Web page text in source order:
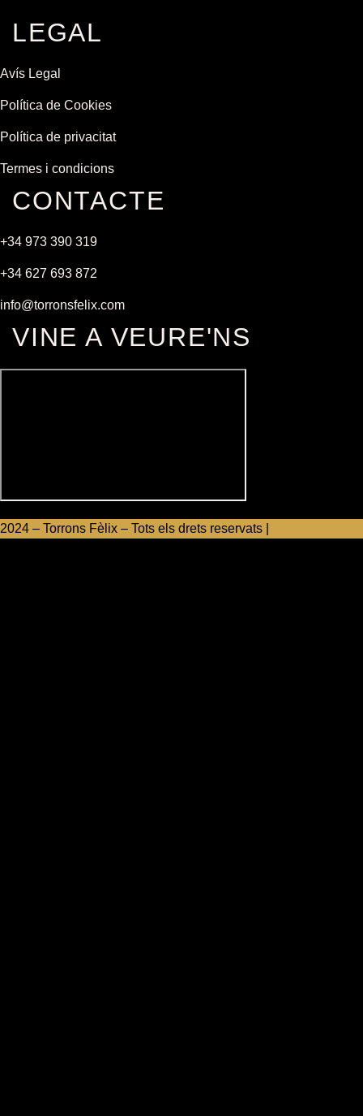
LEGAL
Avís Legal
Política de Cookies
Política de privacitat
Termes i condicions
CONTACTE
+34 973 390 319
+34 627 693 872
info@torronsfelix.com
VINE A VEURE'NS
2024 – Torrons Fèlix – Tots els drets reservats |